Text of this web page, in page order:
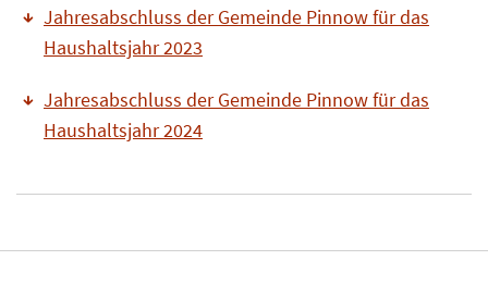
Jahresabschluss der Gemeinde Pinnow für das
Haushaltsjahr 2023
Jahresabschluss der Gemeinde Pinnow für das
Haushaltsjahr 2024